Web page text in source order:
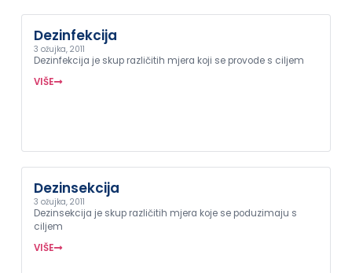
Dezinfekcija
3 ožujka, 2011
Dezinfekcija je skup različitih mjera koji se provode s ciljem
VIŠE
Dezinsekcija
3 ožujka, 2011
Dezinsekcija je skup različitih mjera koje se poduzimaju s
ciljem
VIŠE